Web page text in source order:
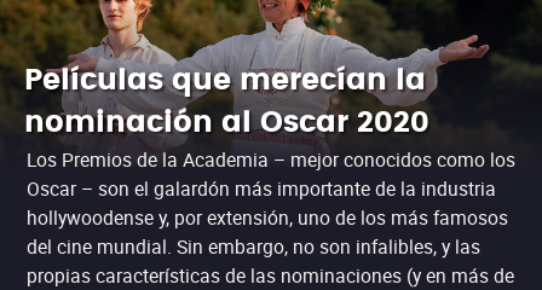
Películas que merecían la
nominación al Oscar 2020
Los Premios de la Academia – mejor conocidos como los
Oscar – son el galardón más importante de la industria
hollywoodense y, por extensión, uno de los más famosos
del cine mundial. Sin embargo, no son infalibles, y las
propias características de las nominaciones (y en más de